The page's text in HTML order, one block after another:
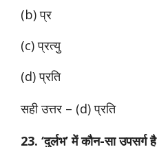
(b) प्र
(c) प्रत्यु
(d) प्रति
सही उत्तर – (d) प्रति
23. ‘दुर्लभ’ में कौन-सा उपसर्ग